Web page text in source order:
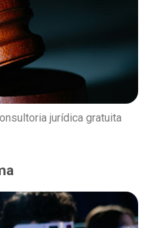
jurídica gratuita